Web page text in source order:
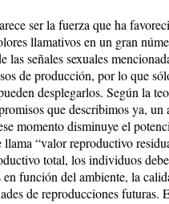
ser la fuerza que ha
llamativos en un gran
las señales sexuales
de producción, por lo que
desplegarlos. Según la
que describimos ya, un
momento disminuye el
“valor reproductivo
total, los individuos
en función del ambiente, la
de reproducciones futuras.